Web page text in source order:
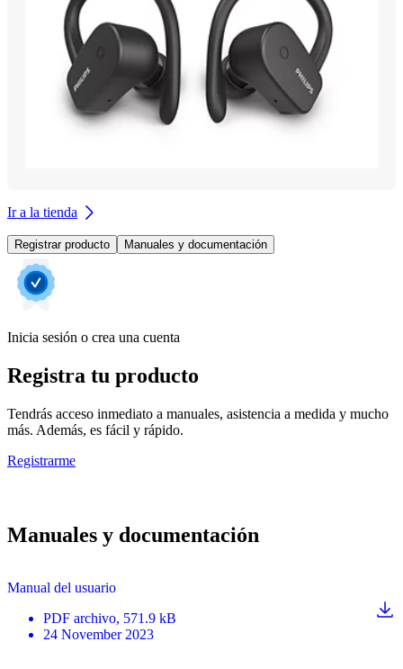
Ir a la tienda
Registrar producto Manuales y documentación
Inicia sesión o crea una cuenta
Registra tu producto
Tendrás acceso inmediato a manuales, asistencia a medida y mucho
más. Además, es fácil y rápido.
Registrarme
Manuales y documentación
Manual del usuario
PDF archivo, 571.9 kB
24 November 2023